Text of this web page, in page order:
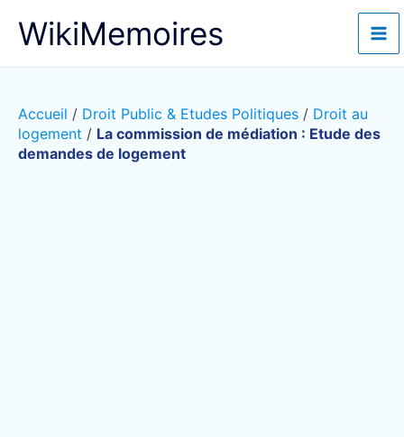
WikiMemoires
Accueil / Droit Public & Etudes Politiques / Droit au
logement / La commission de médiation : Etude des
demandes de logement